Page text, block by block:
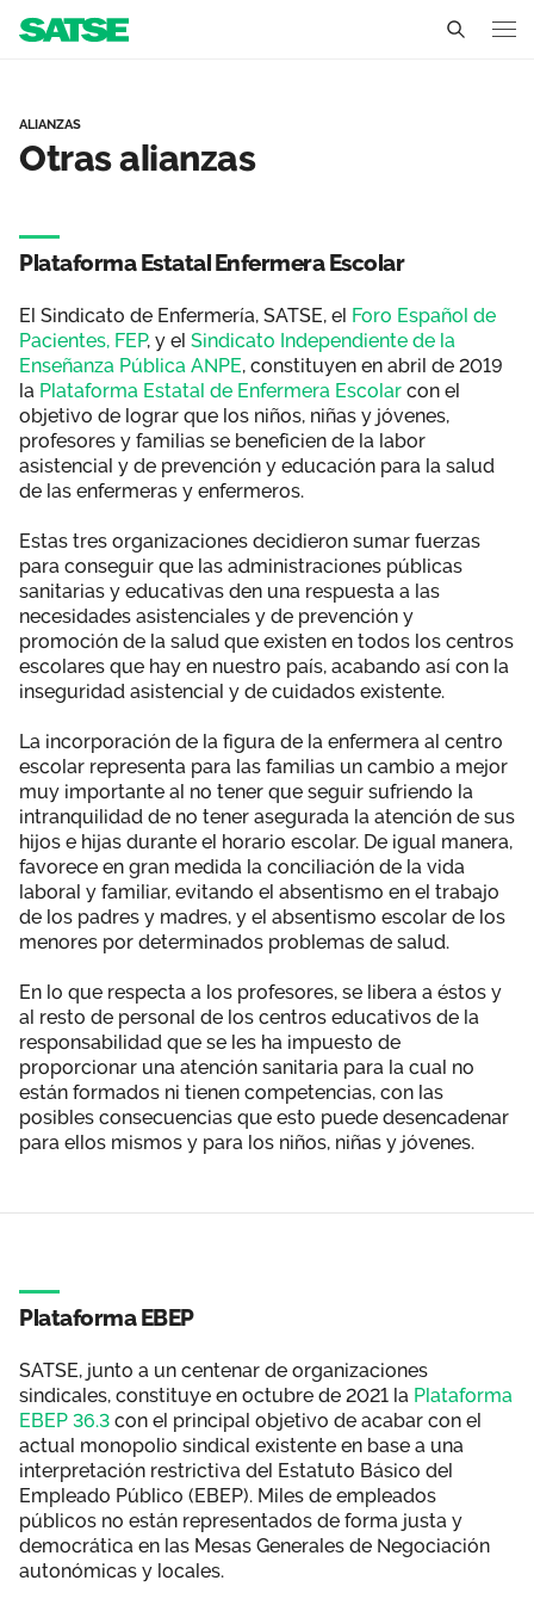
Conócenos
Delegados Sindicales
Estructura organizativa
Transparencia
Ámbitos de negociación
Secciones sindicales
Qué ofrecemos
Servicios
Ventajas
Actualidad
Temas
Noticias
Sala de prensa
Empleo
Documentos
Publicaciones
Vídeos
Contáctanos
Área privada
Únete
ALIANZAS
Otras alianzas
Plataforma Estatal Enfermera Escolar
El Sindicato de Enfermería, SATSE, el Foro Español de
Pacientes, FEP, y el Sindicato Independiente de la
Enseñanza Pública ANPE, constituyen en abril de 2019
la Plataforma Estatal de Enfermera Escolar con el
objetivo de lograr que los niños, niñas y jóvenes,
profesores y familias se beneficien de la labor
asistencial y de prevención y educación para la salud
de las enfermeras y enfermeros.
Estas tres organizaciones decidieron sumar fuerzas
para conseguir que las administraciones públicas
sanitarias y educativas den una respuesta a las
necesidades asistenciales y de prevención y
promoción de la salud que existen en todos los centros
escolares que hay en nuestro país, acabando así con la
inseguridad asistencial y de cuidados existente.
La incorporación de la figura de la enfermera al centro
escolar representa para las familias un cambio a mejor
muy importante al no tener que seguir sufriendo la
intranquilidad de no tener asegurada la atención de sus
hijos e hijas durante el horario escolar. De igual manera,
favorece en gran medida la conciliación de la vida
laboral y familiar, evitando el absentismo en el trabajo
de los padres y madres, y el absentismo escolar de los
menores por determinados problemas de salud.
En lo que respecta a los profesores, se libera a éstos y
al resto de personal de los centros educativos de la
responsabilidad que se les ha impuesto de
proporcionar una atención sanitaria para la cual no
están formados ni tienen competencias, con las
posibles consecuencias que esto puede desencadenar
para ellos mismos y para los niños, niñas y jóvenes.
Plataforma EBEP
SATSE, junto a un centenar de organizaciones
sindicales, constituye en octubre de 2021 la Plataforma
EBEP 36.3 con el principal objetivo de acabar con el
actual monopolio sindical existente en base a una
interpretación restrictiva del Estatuto Básico del
Empleado Público (EBEP). Miles de empleados
públicos no están representados de forma justa y
democrática en las Mesas Generales de Negociación
autonómicas y locales.